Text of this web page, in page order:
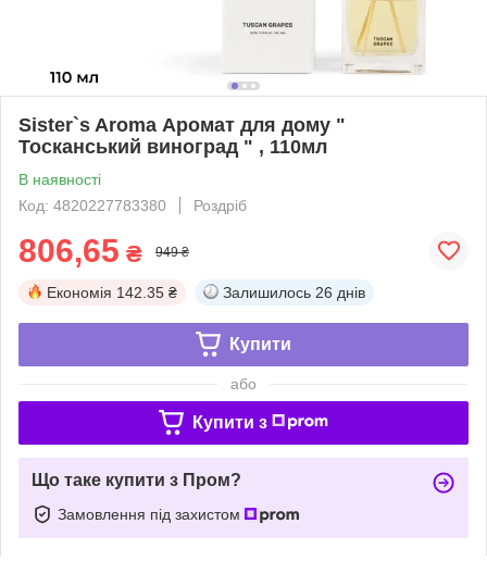
Sister`s Aroma Аромат для дому "
Тосканський виноград " , 110мл
В наявності
Код: 4820227783380
Роздріб
806,65 ₴ 949 ₴
Економія 142.35 ₴ Залишилось 26 днів
Купити
або
Купити з
Що таке купити з Пром?
Замовлення під захистом